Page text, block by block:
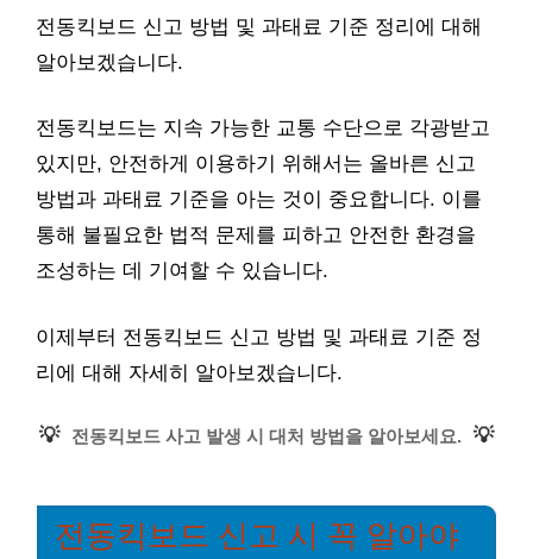
전동킥보드 신고 방법 및 과태료 기준 정리에 대해
알아보겠습니다.
전동킥보드는 지속 가능한 교통 수단으로 각광받고
있지만, 안전하게 이용하기 위해서는 올바른 신고
방법과 과태료 기준을 아는 것이 중요합니다. 이를
통해 불필요한 법적 문제를 피하고 안전한 환경을
조성하는 데 기여할 수 있습니다.
이제부터 전동킥보드 신고 방법 및 과태료 기준 정
리에 대해 자세히 알아보겠습니다.
💡 전동킥보드 사고 발생 시 대처 방법을 알아보세요. 💡
전동킥보드 신고 시 꼭 알아야